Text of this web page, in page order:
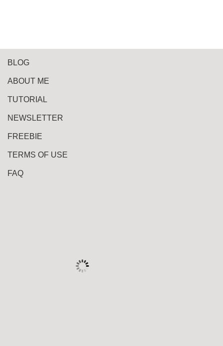
BLOG
ABOUT ME
TUTORIAL
NEWSLETTER
FREEBIE
TERMS OF USE
FAQ